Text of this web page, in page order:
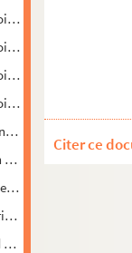
1980
1981
1982
1984
Albanel et Alain
la cérémonie de
d'Alain Recoing à
sur papier de la
Recoing lors de la
Citer ce